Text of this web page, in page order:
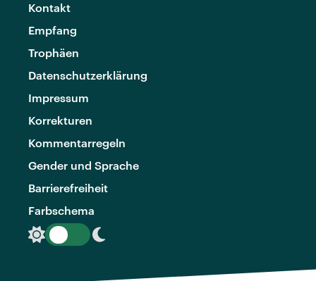
Kontakt
Empfang
Trophäen
Datenschutzerklärung
Impressum
Korrekturen
Kommentarregeln
Gender und Sprache
Barrierefreiheit
Farbschema